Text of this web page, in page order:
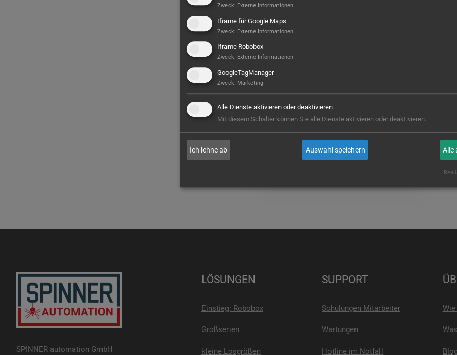
Hier ist noch was frei...
hinterlegt – aber wer weiß, vielleicht
steht hier bald Ihres? Wir sind bereit,
E-MAIL
SPINNER automation GmbH
LÖSUNGEN
Einstieg: Robobox
Großserien
kleine Losgrößen
SUPPORT
Schulungen Mitarbeiter
Wartungen
Hotline im Notfall
Zweck: Externe Informationen
Iframe für Google Maps
Zweck: Externe Informationen
Iframe Robobox
Zweck: Externe Informationen
GoogleTagManager
Zweck: Marketing
Alle Dienste aktivieren oder deaktivieren
Mit diesem Schalter können Sie alle Dienste aktivieren oder deaktivieren.
Ich lehne ab Auswahl speichern Alle